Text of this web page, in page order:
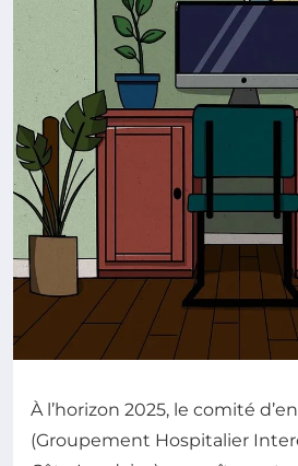
À l’horizon 2025, le comité
(Groupement Hospitalier